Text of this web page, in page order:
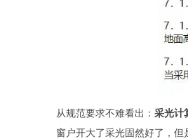
从规范要求不难看出： 采光计
窗户开大了采光固然好了，